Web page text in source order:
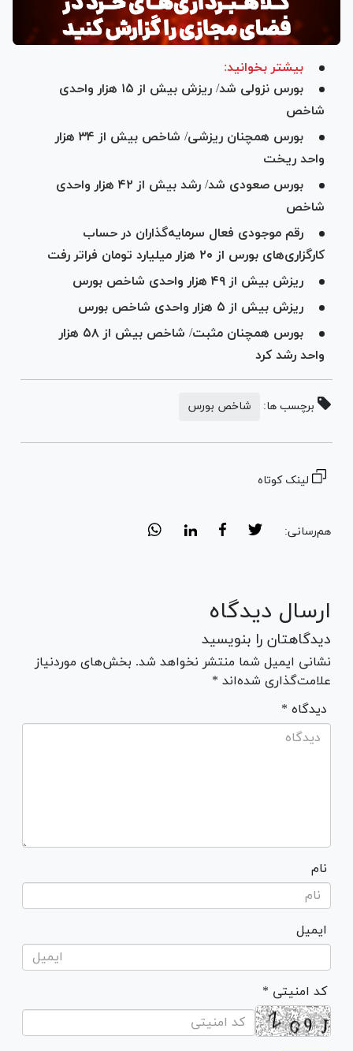
بیشتر بخوانید:
بورس نزولی شد/ ریزش بیش از ۱۵ هزار واحدی
شاخص
بورس همچنان ریزشی/ شاخص بیش از ۳۴ هزار
واحد ریخت
بورس صعودی شد/ رشد بیش از ۴۲ هزار واحدی
شاخص
رقم موجودی فعال سرمایه‌گذاران در حساب
کارگزاری‌های بورس از ۲۰ هزار میلیارد تومان فراتر رفت
ریزش بیش از ۴۹ هزار واحدی شاخص بورس
ریزش بیش از ۵ هزار واحدی شاخص بورس
بورس همچنان مثبت/ شاخص بیش از ۵۸ هزار
واحد رشد کرد
برچسب ها: شاخص بورس
لینک کوتاه
هم‌رسانی:
ارسال دیدگاه
دیدگاهتان را بنویسید
نشانی ایمیل شما منتشر نخواهد شد. بخش‌های موردنیاز
علامت‌گذاری شده‌اند *
* دیدگاه
نام
ایمیل
* کد امنیتی